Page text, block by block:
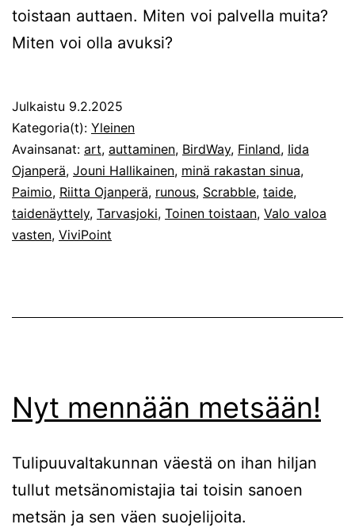
toistaan auttaen. Miten voi palvella muita?
Miten voi olla avuksi?
Julkaistu 9.2.2025
Kategoria(t): Yleinen
Avainsanat: art, auttaminen, BirdWay, Finland, Iida
Ojanperä, Jouni Hallikainen, minä rakastan sinua,
Paimio, Riitta Ojanperä, runous, Scrabble, taide,
taidenäyttely, Tarvasjoki, Toinen toistaan, Valo valoa
vasten, ViviPoint
Nyt mennään metsään!
Tulipuuvaltakunnan väestä on ihan hiljan
tullut metsänomistajia tai toisin sanoen
metsän ja sen väen suojelijoita.